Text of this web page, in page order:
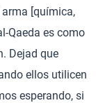
[química,
Qaeda es como
Dejad que
ellos utilicen
esperando, si